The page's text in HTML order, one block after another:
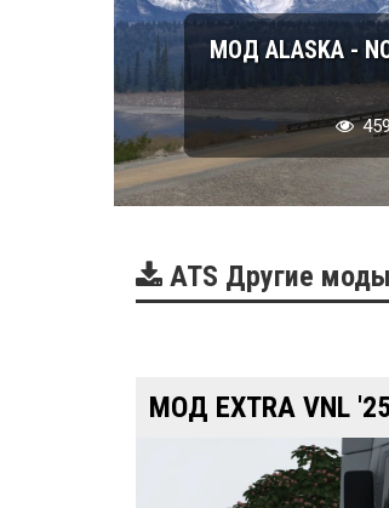
МОД ALASKA -
ATS Другие моды
МОД EXTRA VNL